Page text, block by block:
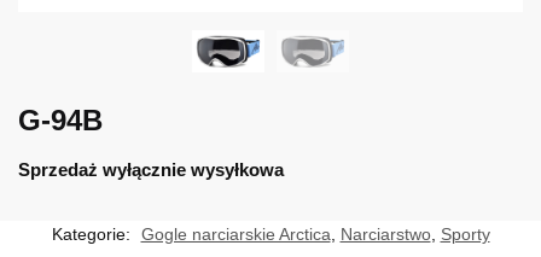
G-94B
Sprzedaż wyłącznie wysyłkowa
Kategorie: Gogle narciarskie Arctica Narciarstwo, Sporty